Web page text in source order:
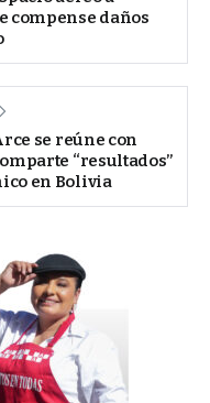
compense daños
se reúne con
“resultados”
en Bolivia